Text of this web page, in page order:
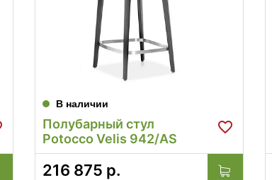
В наличии
Полубарный стул
Potocco Velis 942/AS
216 875 р.